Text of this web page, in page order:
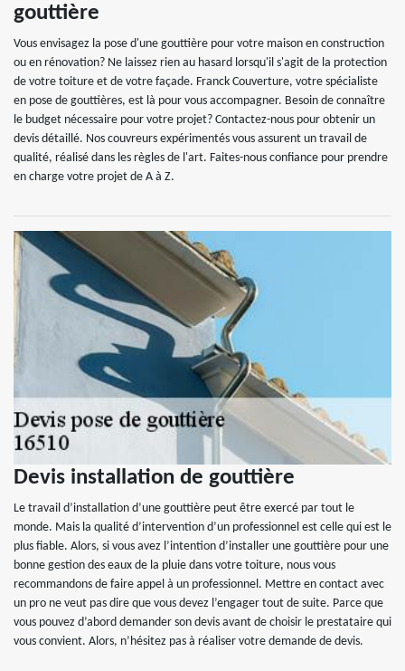
gouttière
Vous envisagez la pose d'une gouttière pour votre maison en construction
ou en rénovation? Ne laissez rien au hasard lorsqu'il s'agit de la protection
de votre toiture et de votre façade. Franck Couverture, votre spécialiste
en pose de gouttières, est là pour vous accompagner. Besoin de connaître
le budget nécessaire pour votre projet? Contactez-nous pour obtenir un
devis détaillé. Nos couvreurs expérimentés vous assurent un travail de
qualité, réalisé dans les règles de l'art. Faites-nous confiance pour prendre
en charge votre projet de A à Z.
Devis installation de gouttière
Le travail d’installation d’une gouttière peut être exercé par tout le
monde. Mais la qualité d’intervention d’un professionnel est celle qui est le
plus fiable. Alors, si vous avez l’intention d’installer une gouttière pour une
bonne gestion des eaux de la pluie dans votre toiture, nous vous
recommandons de faire appel à un professionnel. Mettre en contact avec
un pro ne veut pas dire que vous devez l’engager tout de suite. Parce que
vous pouvez d’abord demander son devis avant de choisir le prestataire qui
vous convient. Alors, n’hésitez pas à réaliser votre demande de devis.